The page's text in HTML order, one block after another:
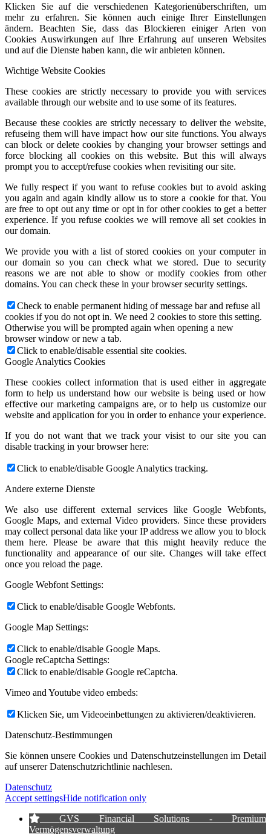
Klicken Sie auf die verschiedenen Kategorienüberschriften, um
mehr zu erfahren. Sie können auch einige Ihrer Einstellungen
ändern. Beachten Sie, dass das Blockieren einiger Arten von
Cookies Auswirkungen auf Ihre Erfahrung auf unseren Websites
und auf die Dienste haben kann, die wir anbieten können.
Wichtige Website Cookies
These cookies are strictly necessary to provide you with services
available through our website and to use some of its features.
Because these cookies are strictly necessary to deliver the website,
refuseing them will have impact how our site functions. You always
can block or delete cookies by changing your browser settings and
force blocking all cookies on this website. But this will always
prompt you to accept/refuse cookies when revisiting our site.
We fully respect if you want to refuse cookies but to avoid asking
you again and again kindly allow us to store a cookie for that. You
are free to opt out any time or opt in for other cookies to get a better
experience. If you refuse cookies we will remove all set cookies in
our domain.
We provide you with a list of stored cookies on your computer in
our domain so you can check what we stored. Due to security
reasons we are not able to show or modify cookies from other
domains. You can check these in your browser security settings.
Check to enable permanent hiding of message bar and refuse all
cookies if you do not opt in. We need 2 cookies to store this setting.
Otherwise you will be prompted again when opening a new
browser window or new a tab.
Click to enable/disable essential site cookies.
Google Analytics Cookies
These cookies collect information that is used either in aggregate
form to help us understand how our website is being used or how
effective our marketing campaigns are, or to help us customize our
website and application for you in order to enhance your experience.
If you do not want that we track your visist to our site you can
disable tracking in your browser here:
Click to enable/disable Google Analytics tracking.
Andere externe Dienste
We also use different external services like Google Webfonts,
Google Maps, and external Video providers. Since these providers
may collect personal data like your IP address we allow you to block
them here. Please be aware that this might heavily reduce the
functionality and appearance of our site. Changes will take effect
once you reload the page.
Google Webfont Settings:
Click to enable/disable Google Webfonts.
Google Map Settings:
Click to enable/disable Google Maps.
Google reCaptcha Settings:
Click to enable/disable Google reCaptcha.
Vimeo and Youtube video embeds:
Klicken Sie, um Videoeinbettungen zu aktivieren/deaktivieren.
Datenschutz-Bestimmungen
Sie können unsere Cookies und Datenschutzeinstellungen im Detail
auf unserer Datenschutzrichtlinie nachlesen.
Datenschutz
Accept settingsHide notification only
GVS Financial Solutions - Premium
Vermögensverwaltung